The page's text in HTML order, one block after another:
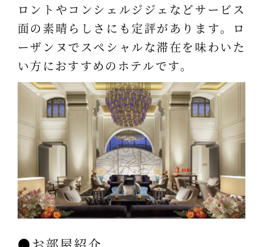
ロントやコンシェルジジェなどサービス
面の素晴らしさにも定評があります。ロ
ーザンヌでスペシャルな滞在を味わいた
い方におすすめのホテルです。